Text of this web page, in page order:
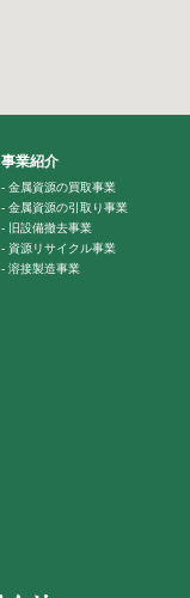
事業紹介
-金属資源の買取事業
-金属資源の引取り事業
-
旧設備撤去事業
- 資源リサイクル事業
-溶接製造事業